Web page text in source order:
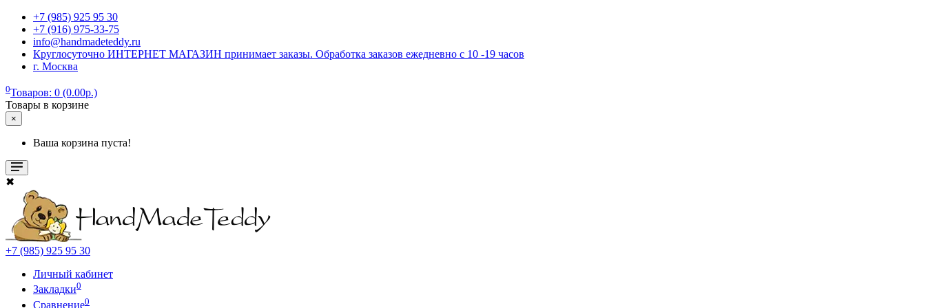
+7 (985) 925 95 30
+7 (916) 975-33-75
info@handmadeteddy.ru
Круглосуточно ИНТЕРНЕТ МАГАЗИН принимает заказы. Обработка заказов ежедневно с 10 -19 часов
г. Москва
0Товаров: 0 (0.00р.)
Товары в корзине
×
Ваша корзина пуста!
✖
+7 (985) 925 95 30
Личный кабинет
Закладки0
Сравнение0